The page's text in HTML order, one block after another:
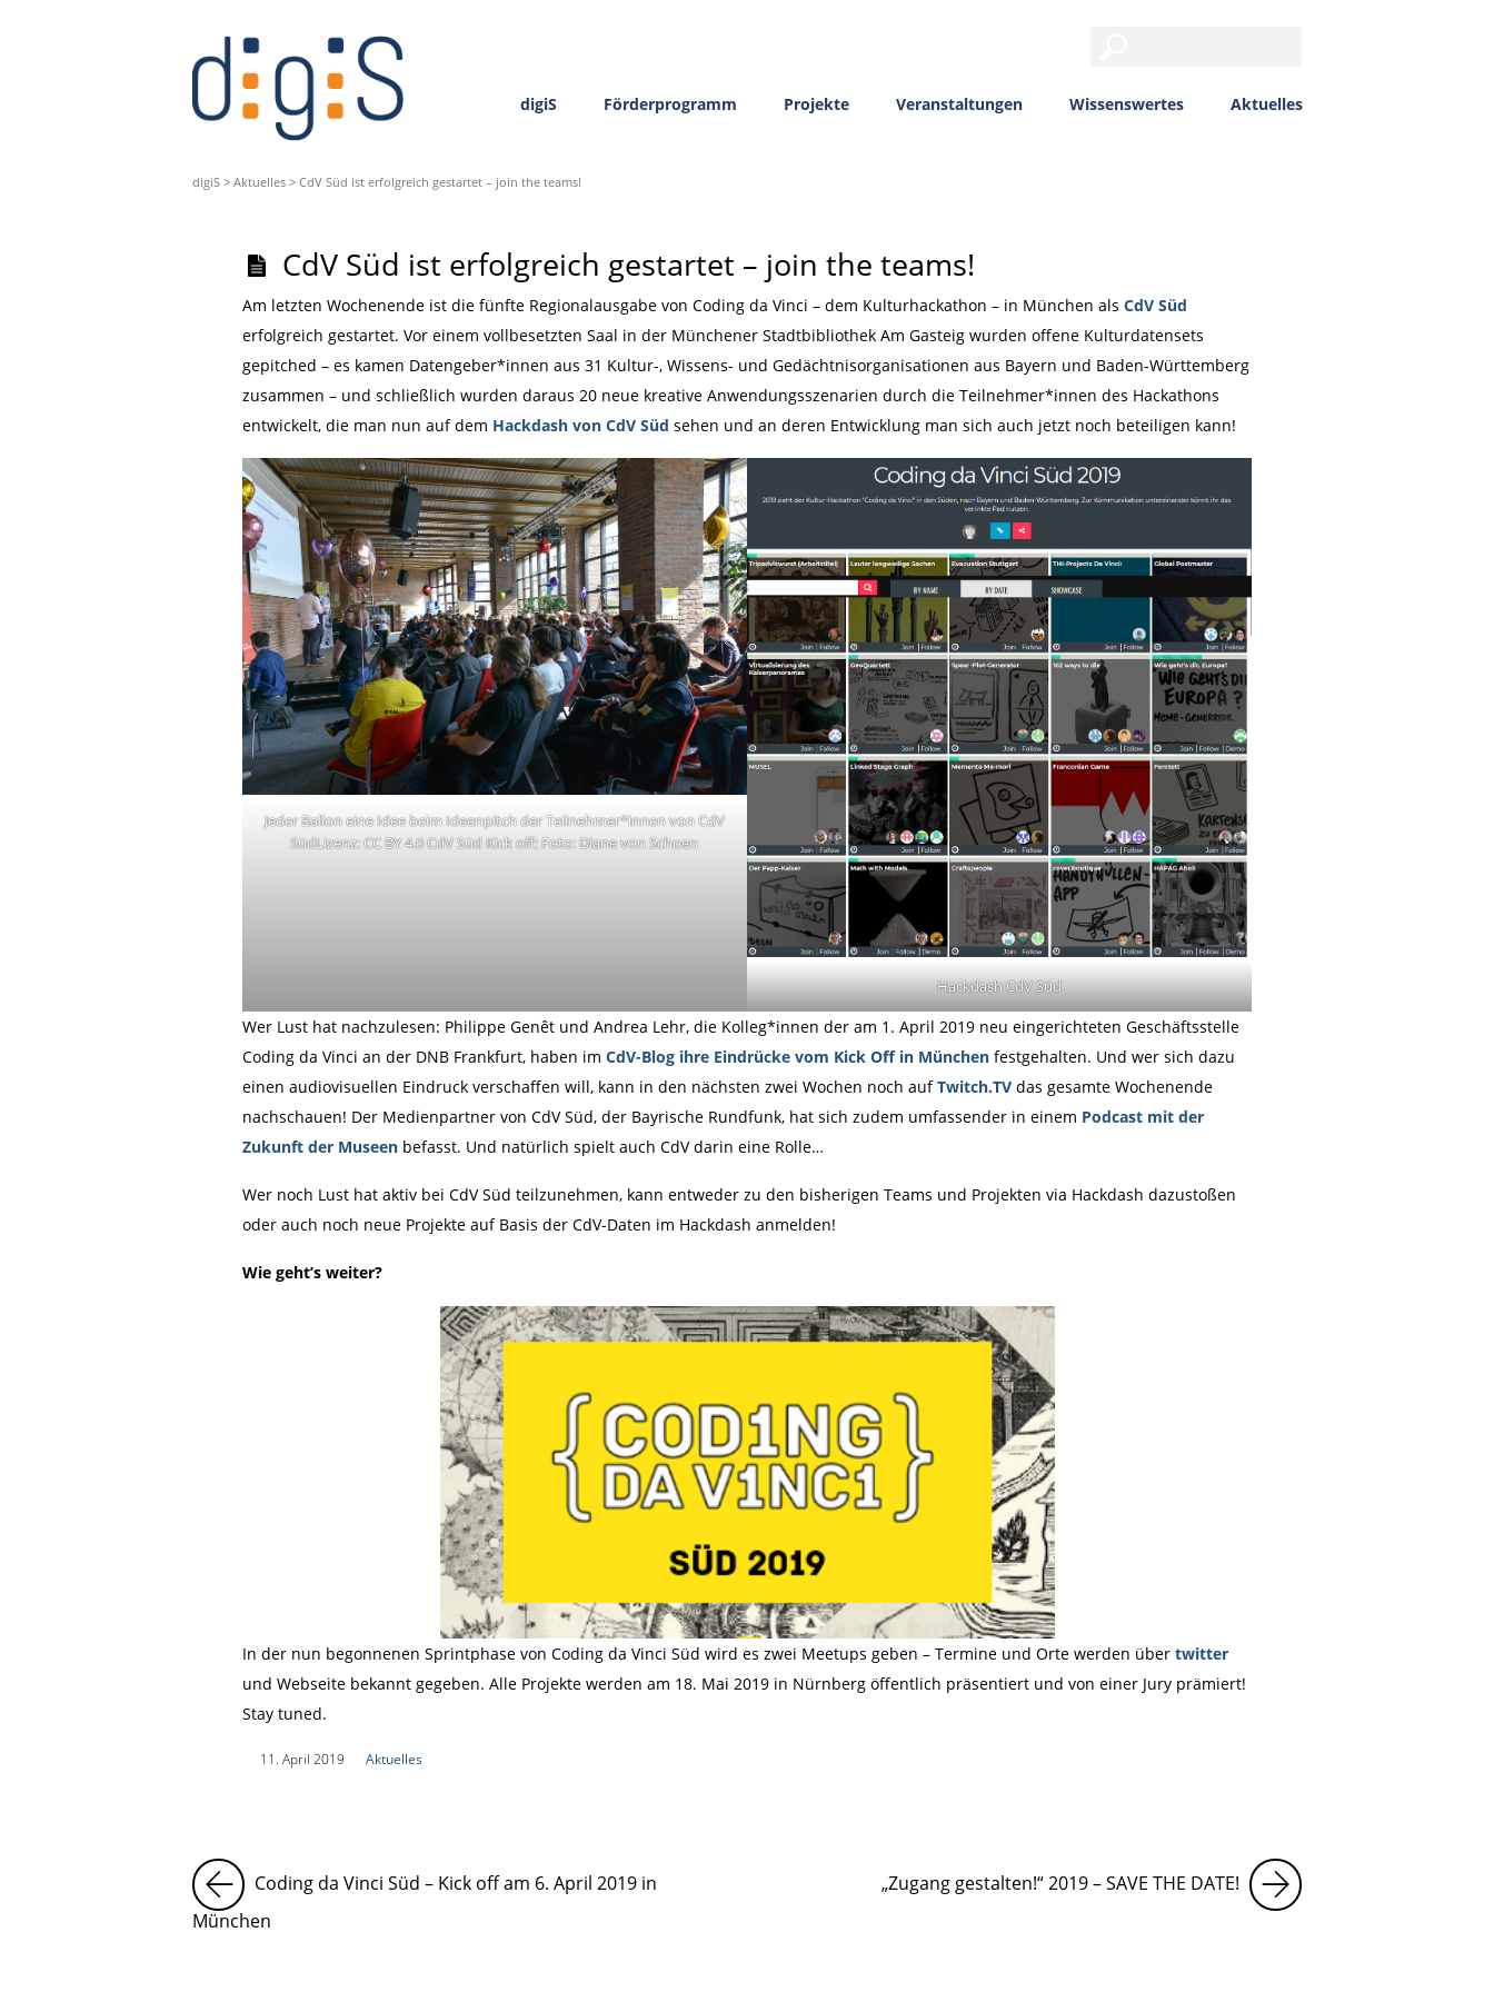
digiS Förderprogramm Projekte Veranstaltungen Wissenswertes Aktuelles
digiS > Aktuelles > CdV Süd ist erfolgreich gestartet – join the teams!
CdV Süd ist erfolgreich gestartet – join the teams!
Am letzten Wochenende ist die fünfte Regionalausgabe von Coding da Vinci – dem Kulturhackathon – in München als CdV Süd
erfolgreich gestartet. Vor einem vollbesetzten Saal in der Münchener Stadtbibliothek Am Gasteig wurden offene Kulturdatensets
gepitched – es kamen Datengeber*innen aus 31 Kultur-, Wissens- und Gedächtnisorganisationen aus Bayern und Baden-Württemberg
zusammen – und schließlich wurden daraus 20 neue kreative Anwendungsszenarien durch die Teilnehmer*innen des Hackathons
entwickelt, die man nun auf dem Hackdash von CdV Süd sehen und an deren Entwicklung man sich auch jetzt noch beteiligen kann!
Jeder Ballon eine Idee beim Ideenpitch der Teilnehmer*innen von CdV
SüdLizenz: CC BY 4.0 CdV Süd Kick off; Foto: Diane von Schoen
Hackdash CdV Süd
Wer Lust hat nachzulesen: Philippe Genêt und Andrea Lehr, die Kolleg*innen der am 1. April 2019 neu eingerichteten Geschäftsstelle
Coding da Vinci an der DNB Frankfurt, haben im CdV-Blog ihre Eindrücke vom Kick Off in Münchenfestgehalten. Und wer sich dazu
einen audiovisuellen Eindruck verschaffen will, kann in den nächsten zwei Wochen noch aufTwitch.TVdas gesamte Wochenende
nachschauen! Der Medienpartner von CdV Süd, der Bayrische Rundfunk, hat sich zudem umfassender in einem Podcast mit der
Zukunft der Museenbefasst. Und natürlich spielt auch CdV darin eine Rolle…
Wer noch Lust hat aktiv bei CdV Süd teilzunehmen, kann entweder zu den bisherigen Teams und Projekten via Hackdash dazustoßen
oder auch noch neue Projekte auf Basis der CdV-Daten im Hackdash anmelden!
Wie geht’s weiter?
In der nun begonnenen Sprintphase von Coding da Vinci Süd wird es zwei Meetups geben – Termine und Orte werden über twitter
und Webseite bekannt gegeben. Alle Projekte werden am 18. Mai 2019 in Nürnberg öffentlich präsentiert und von einer Jury prämiert!
Stay tuned.
11. April 2019 Aktuelles
Coding da Vinci Süd – Kick off am 6. April 2019 in
München
„Zugang gestalten!“ 2019 – SAVE THE DATE!